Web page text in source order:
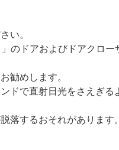
い。
のドアおよびドアクロー
勧めします。
で直射日光をさえぎる
するおそれがあります。